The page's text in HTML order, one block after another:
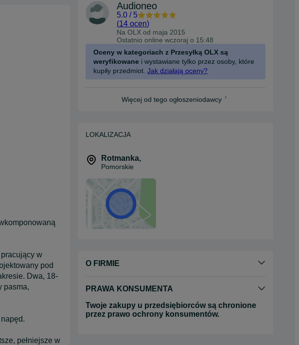
w
pod
Dwa, 18-
pasma,
pełniejsze w
Audioneo
5.0 / 5
(14 ocen)
Na OLX od maja 2015
Ostatnio online wczoraj o 15:48
Oceny w kategoriach z Przesyłką OLX są
weryfikowane i wystawiane tylko przez osoby, które
kupiły przedmiot. Jak działają oceny?
Więcej od tego ogłoszeniodawcy
LOKALIZACJA
Rotmanka,
Pomorskie
O FIRMIE
PRAWA KONSUMENTA
Twoje zakupy u przedsiębiorców są chronione
przez prawo ochrony konsumentów.